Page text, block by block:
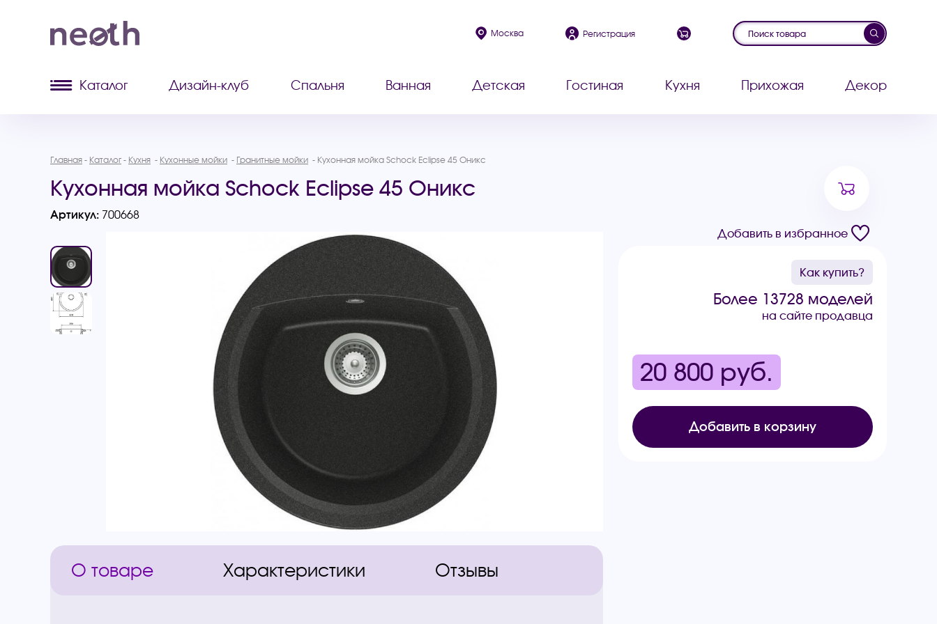
Москва Регистрация
Каталог Дизайн-клуб Спальня Ванная Детская Гостиная Кухня Прихожая Декор
Главная Каталог Кухня Кухонные мойки Гранитные мойки Кухонная мойка Schock Eclipse 45 Оникс
Кухонная мойка Schock Eclipse 45 Оникс
Артикул: 700668
Добавить в избранное
Как купить?
Более 13728 моделей
на сайте продавца
20 800 руб.
Добавить в корзину
О товаре Характеристики Отзывы